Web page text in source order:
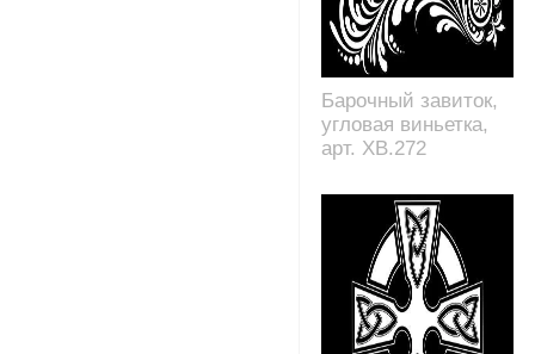
Барочный завиток,
угловая виньетка,
арт. XB.272